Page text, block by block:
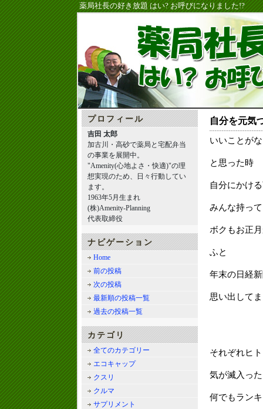
薬局社長の好き放題 はい? お呼びになりました!?
自分を元気
いいことが
と思った時
自分にかけ
みんな持っ
ボクもお正
ふと
年末の日経
思い出して
それぞれヒ
気が滅入っ
何でもラン
プロフィール
吉田 太郎
加古川・高砂で薬局と宅配弁当
の事業を展開中。
"Amenity(心地よさ・快適)"の理
想実現のため、日々行動してい
ます。
1963年5月生まれ
(株)Amenity-Planning
代表取締役
ナビゲーション
Home
前の投稿
次の投稿
最新順の投稿一覧
過去の投稿一覧
カテゴリ
全てのカテゴリー
エコキャップ
クスリ
クルマ
サプリメント